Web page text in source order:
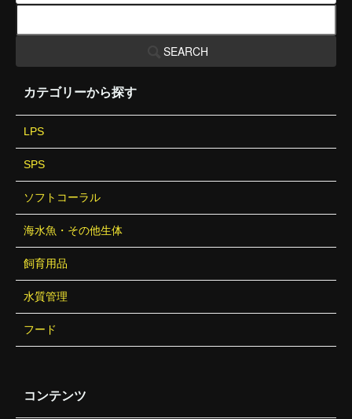
SEARCH
カテゴリーから探す
LPS
SPS
ソフトコーラル
海水魚・その他生体
飼育用品
水質管理
フード
コンテンツ